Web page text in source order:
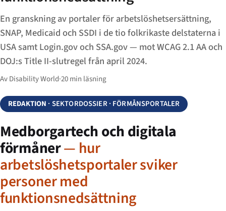
En granskning av portaler för arbetslöshetsersättning,
SNAP, Medicaid och SSDI i de tio folkrikaste delstaterna i
USA samt Login.gov och SSA.gov — mot WCAG 2.1 AA och
DOJ:s Title II-slutregel från april 2024.
Av Disability World·20 min läsning
REDAKTION · SEKTORDOSSIER · FÖRMÅNSPORTALER
Medborgartech och digitala
förmåner— hur
arbetslöshetsportaler sviker
personer med
funktionsnedsättning